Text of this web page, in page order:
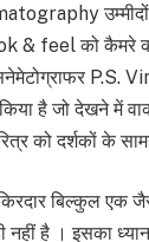
उम्मीदों
& feel को कैमरे
P.S.
है जो देखने में
को दर्शकों के
बिल्कुल एक
नहीं है । इसका